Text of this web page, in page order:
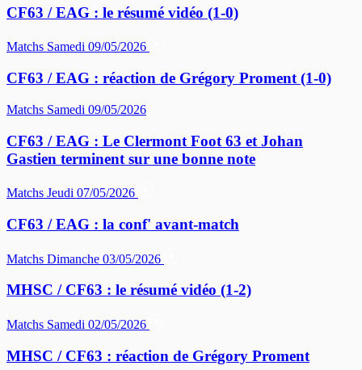
CF63 / EAG : le résumé vidéo (1-0)
Matchs Samedi 09/05/2026
CF63 / EAG : réaction de Grégory Proment (1-0)
Matchs Samedi 09/05/2026
CF63 / EAG : Le Clermont Foot 63 et Johan
Gastien terminent sur une bonne note
Matchs Jeudi 07/05/2026
CF63 / EAG : la conf' avant-match
Matchs Dimanche 03/05/2026
MHSC / CF63 : le résumé vidéo (1-2)
Matchs Samedi 02/05/2026
MHSC / CF63 : réaction de Grégory Proment